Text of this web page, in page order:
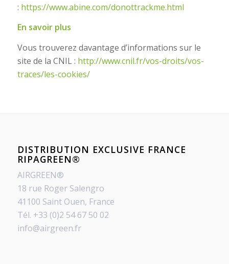
: https://www.abine.com/donottrackme.html
En savoir plus
Vous trouverez davantage d’informations sur le
site de la CNIL : http://www.cnil.fr/vos-droits/vos-
traces/les-cookies/
DISTRIBUTION EXCLUSIVE FRANCE
RIPAGREEN®
AIRGREEN®
18 rue Roger Salengro
41100 Saint Ouen, France
Tél. +33 (0)2 54 67 50 02
info@airgreen.fr